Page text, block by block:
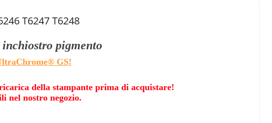
T6247 T6248
inchiostro pigmento
GS!
della stampante prima di acquistare!
nel nostro negozio.